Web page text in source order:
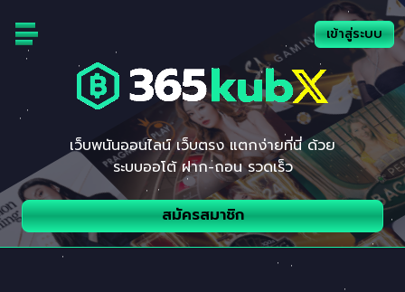
content
เว็บพนันออนไลน์ เว็บตรง แตกง่ายที่นี่ ด้วย
ระบบออโต้ ฝาก-ถอน รวดเร็ว
สมัครสมาชิก
เข้าสู่ระบบ